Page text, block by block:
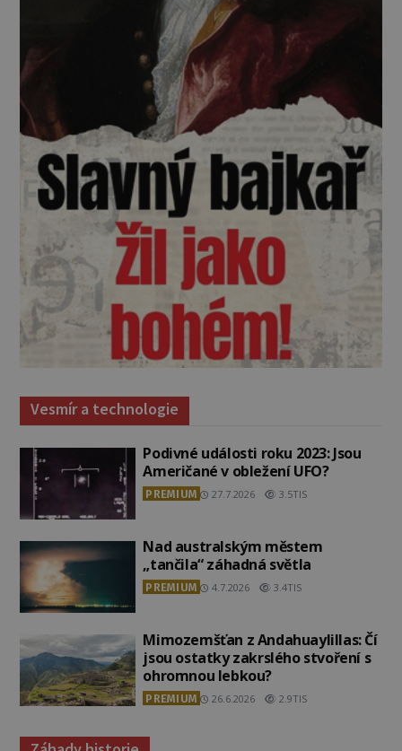
Vesmír a technologie
Podivné události roku 2023: Jsou
Američané v obležení UFO?
PREMIUM 27.7.2026 3.5TIS
Nad australským městem
„tančila“ záhadná světla
PREMIUM 4.7.2026 3.4TIS
Mimozemšťan z Andahuaylillas: Čí
jsou ostatky zakrslého stvoření s
ohromnou lebkou?
PREMIUM 26.6.2026 2.9TIS